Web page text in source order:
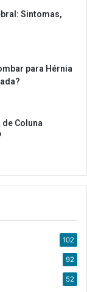
Sintomas,
para Hérnia
Coluna
102
92
52